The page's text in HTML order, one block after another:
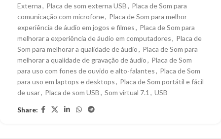
Externa, Placa de som externa USB, Placa de Som para
comunicação com microfone, Placa de Som para melhor
experiência de áudio em jogos e filmes, Placa de Som para
melhorar a experiência de áudio em computadores, Placa de
Som para melhorar a qualidade de áudio, Placa de Som para
melhorar a qualidade de gravação de áudio, Placa de Som
para uso com fones de ouvido e alto-falantes, Placa de Som
para uso em laptops e desktops, Placa de Som portátil e fácil
de usar, Placa de som USB, Som virtual 7.1 , USB
Share: